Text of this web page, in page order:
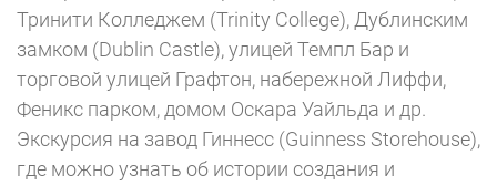
Тринити Колледжем (Trinity College), Дублинским
замком (Dublin Castle), улицей Темпл Бар и
торговой улицей Графтон, набережной Лиффи,
Феникс парком, домом Оскара Уайльда и др.
Экскурсия на завод Гиннесc (Guinness Storehouse),
где можно узнать об истории создания и